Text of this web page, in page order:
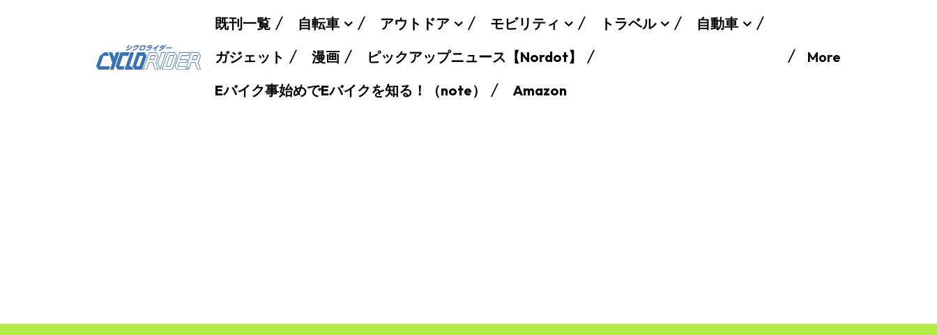
既刊一覧 自転車 アウトドア モビリティ トラベル
自動車
ガジェット
漫画
ピックアップニュース【Nordot】
Eバイク事始めでEバイクを知る！（note）
Amazon
More